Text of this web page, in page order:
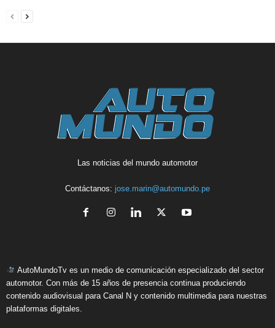
Las noticias del mundo automotor
Contáctanos: jose.marin@automundo.pe
AutoMundoTv es un medio de comunicación especializado del sector
automotor. Con más de 15 años de presencia continua produciendo
contenido audiovisual para Canal N y contenido multimedia para nuestras
plataformas digitales.